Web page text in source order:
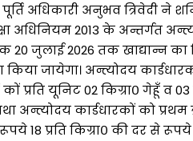
अधिकारी अनुभव त्रिवेदी ने
अधिनियम 2013 के अन्तर्गत
20 जुलाई 2026 तक खाद्यान्न
किया जायेगा। अन्त्योदय
कों प्रति यूनिट 02 किग्रा० गेहूँ व
अन्त्योदय कार्डधारकों को
रूपये 18 प्रति किग्रा० की दर से